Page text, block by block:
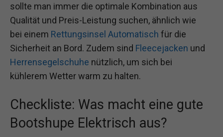
sollte man immer die optimale Kombination aus
Qualität und Preis-Leistung suchen, ähnlich wie
bei einem Rettungsinsel Automatisch für die
Sicherheit an Bord. Zudem sind Fleecejacken und
Herrensegelschuhe nützlich, um sich bei
kühlerem Wetter warm zu halten.
Checkliste: Was macht eine gute
Bootshupe Elektrisch aus?